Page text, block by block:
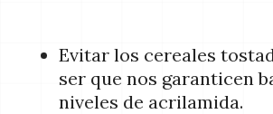
Evitar los cereales
ser que nos garanticen
niveles de acrilamida.